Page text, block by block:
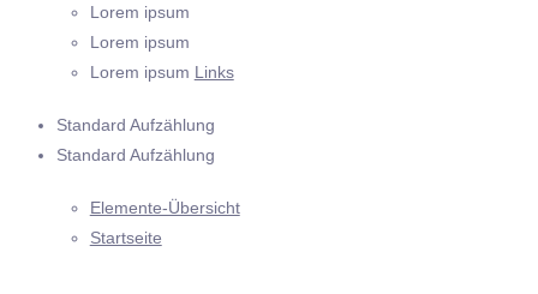
Lorem ipsum
Lorem ipsum
Lorem ipsum Links
Standard Aufzählung
Standard Aufzählung
Elemente-Übersicht
Startseite